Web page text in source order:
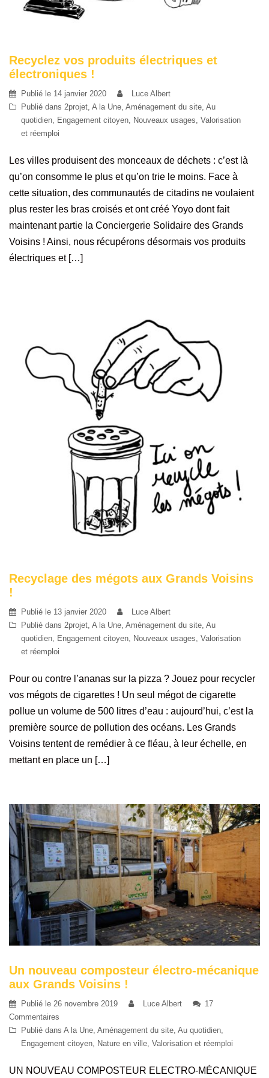
Recyclez vos produits électriques et
électroniques !
Publié le 14 janvier 2020
Luce Albert
Publié dans 2projet, A la Une, Aménagement du site, Au
quotidien, Engagement citoyen, Nouveaux usages, Valorisation
et réemploi
Les villes produisent des monceaux de déchets : c’est là
qu’on consomme le plus et qu’on trie le moins. Face à
cette situation, des communautés de citadins ne voulaient
plus rester les bras croisés et ont créé Yoyo dont fait
maintenant partie la Conciergerie Solidaire des Grands
Voisins ! Ainsi, nous récupérons désormais vos produits
électriques et […]
Recyclage des mégots aux Grands Voisins
!
Publié le 13 janvier 2020
Luce Albert
Publié dans 2projet, A la Une, Aménagement du site, Au
quotidien, Engagement citoyen, Nouveaux usages, Valorisation
et réemploi
Pour ou contre l’ananas sur la pizza ? Jouez pour recycler
vos mégots de cigarettes ! Un seul mégot de cigarette
pollue un volume de 500 litres d’eau : aujourd’hui, c’est la
première source de pollution des océans. Les Grands
Voisins tentent de remédier à ce fléau, à leur échelle, en
mettant en place un […]
Un nouveau composteur électro-mécanique
aux Grands Voisins !
Publié le 26 novembre 2019 Luce Albert
17
Commentaires
Publié dans A la Une, Aménagement du site, Au quotidien,
Engagement citoyen, Nature en ville, Valorisation et réemploi
UN NOUVEAU COMPOSTEUR ELECTRO-MÉCANIQUE